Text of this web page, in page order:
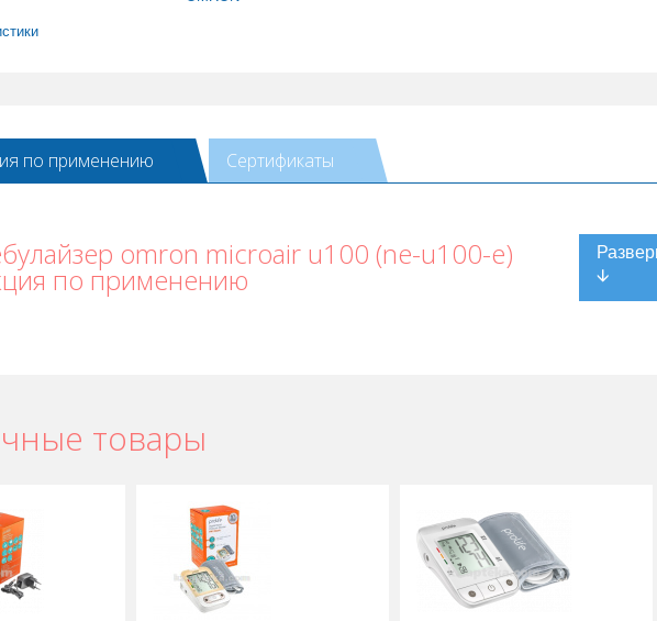
по применению Сертификаты
omron microair u100 (ne-u100-e)
по применению
товары